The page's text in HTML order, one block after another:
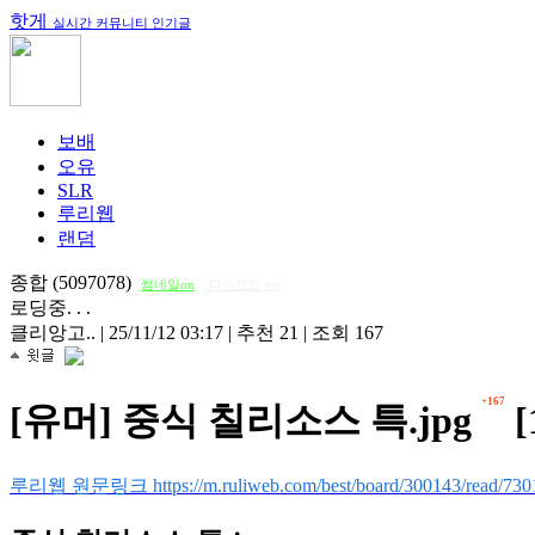
핫게 실시간 커뮤니티 인기글
보배
오유
SLR
루리웹
랜덤
종합 (5097078) 썸네일on
로딩중. . .
클리앙고.. | 25/11/12 03:17 | 추천 21 | 조회 167
[유머] 중식 칠리소스 특.jpg +167
루리웹 원문링크 https://m.ruliweb.com/best/board/300143/read/